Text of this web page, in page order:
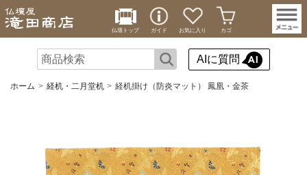
仏壇トップ ガイド お気に入り カゴ
AIに質問
ホーム 経机・二月堂机 経机掛け（防炎マット） 鳳凰・金茶